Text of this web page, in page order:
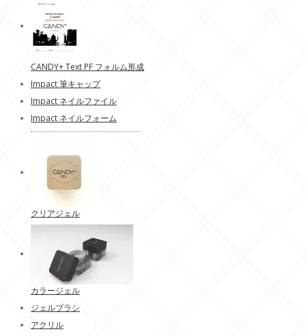
CANDY+ Text PF フォルム形成
Impact 筆キャップ
Impact ネイルファイル
Impact ネイルフォーム
クリアジェル
カラージェル
ジェルブラシ
アクリル